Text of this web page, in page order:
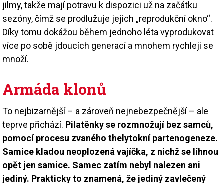
jilmy, takže mají potravu k dispozici už na začátku
sezóny, čímž se prodlužuje jejich „reprodukční okno“.
Díky tomu dokážou během jednoho léta vyprodukovat
více po sobě jdoucích generací a mnohem rychleji se
množí.
Armáda klonů
To nejbizarnější – a zároveň nejnebezpečnější – ale
teprve přichází. Pilatěnky se rozmnožují bez samců,
pomocí procesu zvaného thelytokní partenogeneze.
Samice kladou neoplozená vajíčka, z nichž se líhnou
opět jen samice. Samec zatím nebyl nalezen ani
jediný. Prakticky to znamená, že jediný zavlečený